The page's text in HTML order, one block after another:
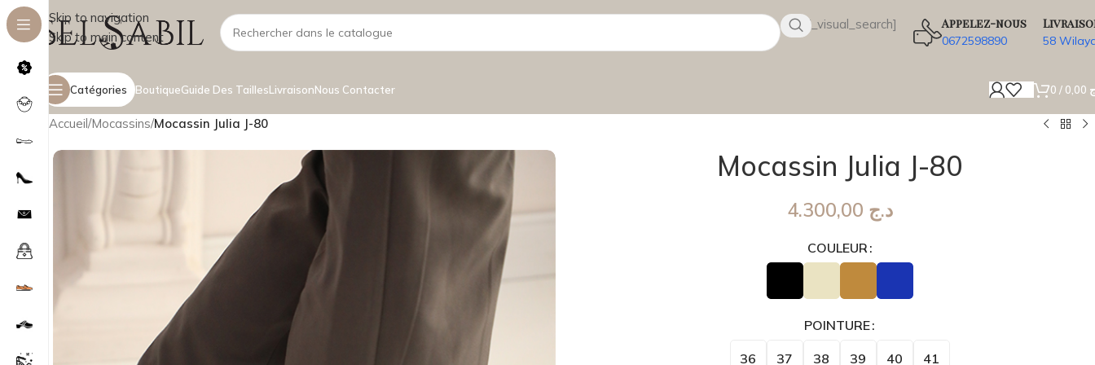
Skip to navigation
Skip to main content
[wsbi_visual_search] Appelez-nous
0672598890 58
Catégories BoutiqueGuide Des TaillesLivraisonNous Contacter 0 /
Accueil/Mocassins/Mocassin Julia J-80
Mocassin Julia J-80
د.ج
COULEUR
POINTURE
36 37 38 39 40 41